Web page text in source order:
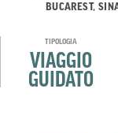
BUCAREST,
TIPOLOGIA
VIAGGIO
GUIDATO